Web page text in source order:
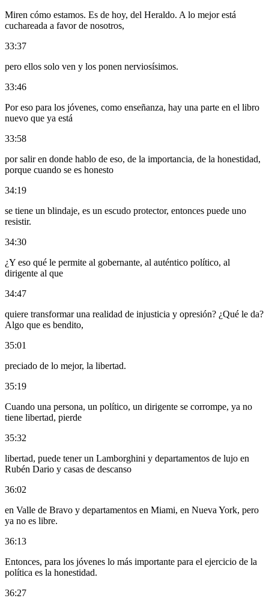
Miren cómo estamos. Es de hoy, del Heraldo. A lo mejor está
cuchareada a favor de nosotros,
33:37
pero ellos solo ven y los ponen nerviosísimos.
33:46
Por eso para los jóvenes, como enseñanza, hay una parte en el libro
nuevo que ya está
33:58
por salir en donde hablo de eso, de la importancia, de la honestidad,
porque cuando se es honesto
34:19
se tiene un blindaje, es un escudo protector, entonces puede uno
resistir.
34:30
¿Y eso qué le permite al gobernante, al auténtico político, al
dirigente al que
34:47
quiere transformar una realidad de injusticia y opresión? ¿Qué le da?
Algo que es bendito,
35:01
preciado de lo mejor, la libertad.
35:19
Cuando una persona, un político, un dirigente se corrompe, ya no
tiene libertad, pierde
35:32
libertad, puede tener un Lamborghini y departamentos de lujo en
Rubén Dario y casas de descanso
36:02
en Valle de Bravo y departamentos en Miami, en Nueva York, pero
ya no es libre.
36:13
Entonces, para los jóvenes lo más importante para el ejercicio de la
política es la honestidad.
36:27